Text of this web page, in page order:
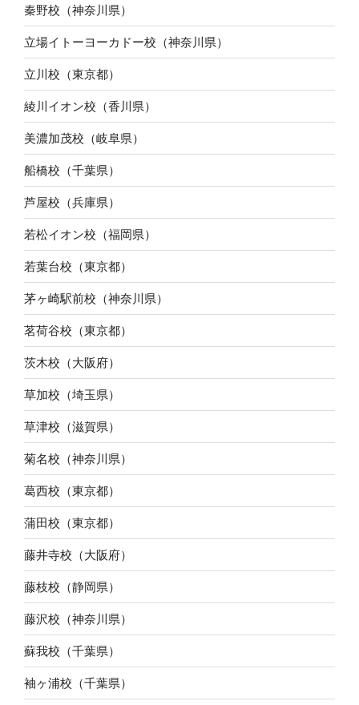
秦野校（神奈川県）
立場イトーヨーカドー校（神奈川県）
立川校（東京都）
綾川イオン校（香川県）
美濃加茂校（岐阜県）
船橋校（千葉県）
芦屋校（兵庫県）
若松イオン校（福岡県）
若葉台校（東京都）
茅ヶ崎駅前校（神奈川県）
茗荷谷校（東京都）
茨木校（大阪府）
草加校（埼玉県）
草津校（滋賀県）
菊名校（神奈川県）
葛西校（東京都）
蒲田校（東京都）
藤井寺校（大阪府）
藤枝校（静岡県）
藤沢校（神奈川県）
蘇我校（千葉県）
袖ヶ浦校（千葉県）